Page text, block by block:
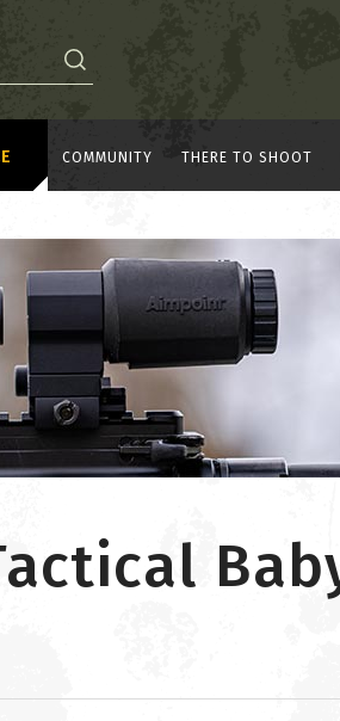
COMMUNITY THERE TO SHOOT